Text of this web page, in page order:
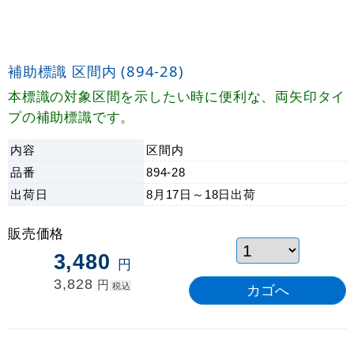
補助標識 区間内 (894-28)
本標識の対象区間を示したい時に便利な、両矢印タイ
プの補助標識です。
内容
区間内
品番
894-28
出荷日 8月17日～18日 出荷
販売価格
3,480 円
3,828 円 税込